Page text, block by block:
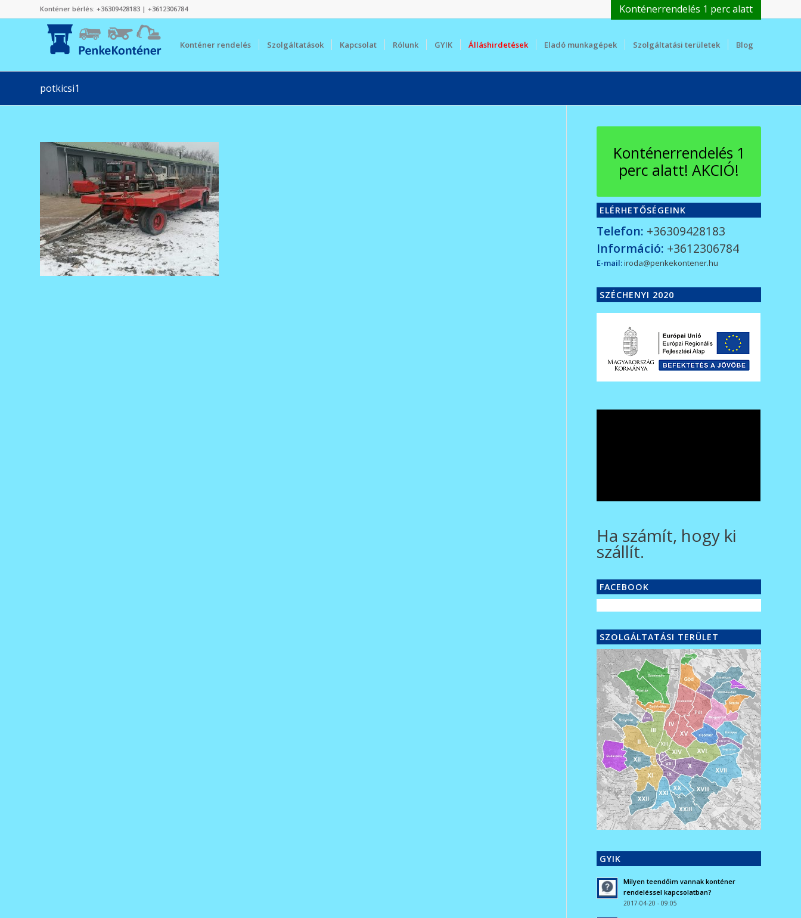
Konténerrendelés 1 perc alatt
Konténer bérlés: +36309428183 | +3612306784
Konténer rendelés Szolgáltatások Kapcsolat Rólunk GYIK Álláshirdetések Eladó munkagépek Szolgáltatási területek Blog
potkicsi1
Konténerrendelés 1
perc alatt! AKCIÓ!
ELÉRHETŐSÉGEINK
Telefon: +36309428183
Információ: +3612306784
E-mail:iroda@penkekontener.hu
SZÉCHENYI 2020
Ha számít, hogy ki
szállít.
FACEBOOK
SZOLGÁLTATÁSI TERÜLET
GYIK
Milyen teendőim vannak konténer
rendeléssel kapcsolatban?
2017-04-20 - 09:05